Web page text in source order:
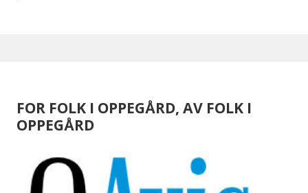
FOR FOLK I OPPEGÅRD, AV FOLK I
OPPEGÅRD